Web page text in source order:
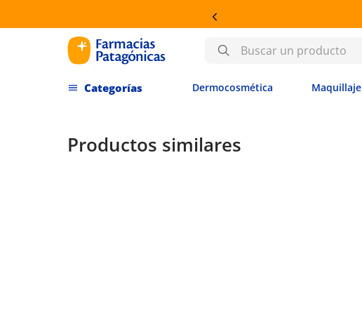
Buscar un producto
Dermocosmética Maquillaje
Productos similares